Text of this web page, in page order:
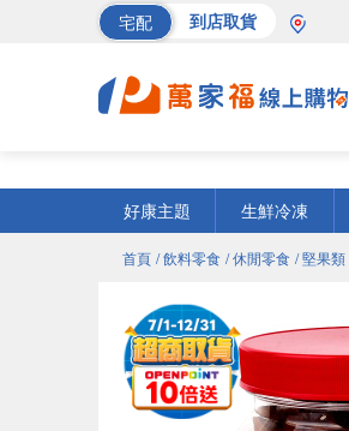
宅配 到店取貨
好康主題
生鮮冷凍
首頁 / 飲料零食 / 休閒零食 / 堅果類